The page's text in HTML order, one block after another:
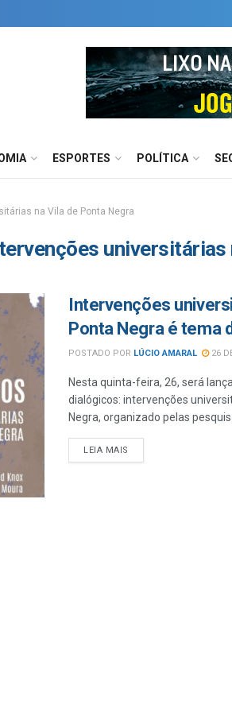
ESPORTES POLÍTICA
na Vila de Ponta Negra
universitárias
Intervenções
Ponta Negra é tema
POSTADO POR LÚCIO AMARAL 26
Nesta quinta-feira, 26, será
dialógicos: intervenções
Negra, organizado pelas
LEIA MAIS